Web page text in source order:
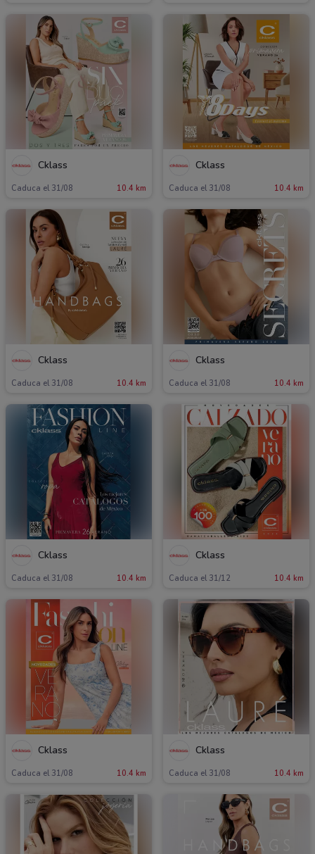
Cklass
Caduca el 31/08 10.4 km
Cklass
Caduca el 31/08 10.4 km
Cklass
Caduca el 31/08 10.4 km
Cklass
Caduca el 31/08 10.4 km
Cklass
Caduca el 31/08 10.4 km
Cklass
Caduca el 31/12 10.4 km
Cklass
Caduca el 31/08 10.4 km
Cklass
Caduca el 31/08 10.4 km